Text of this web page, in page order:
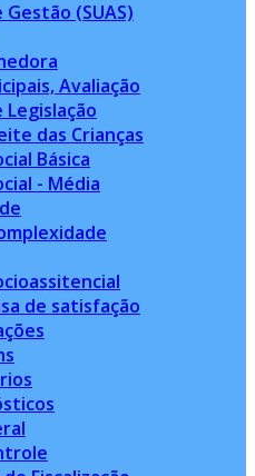
(SUAS)
Avaliação
Legislação
das Crianças
Básica
- Média
de satisfação